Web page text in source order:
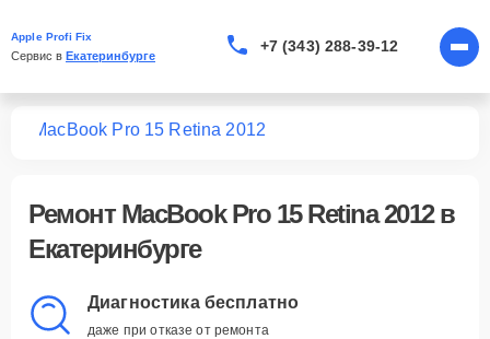
Apple Profi Fix
Сервис в Екатеринбурге
+7 (343) 288-39-12
MacBook Pro 15 Retina 2012
Ремонт MacBook Pro 15 Retina 2012в
Екатеринбурге
Диагностика бесплатно
даже при отказе от ремонта